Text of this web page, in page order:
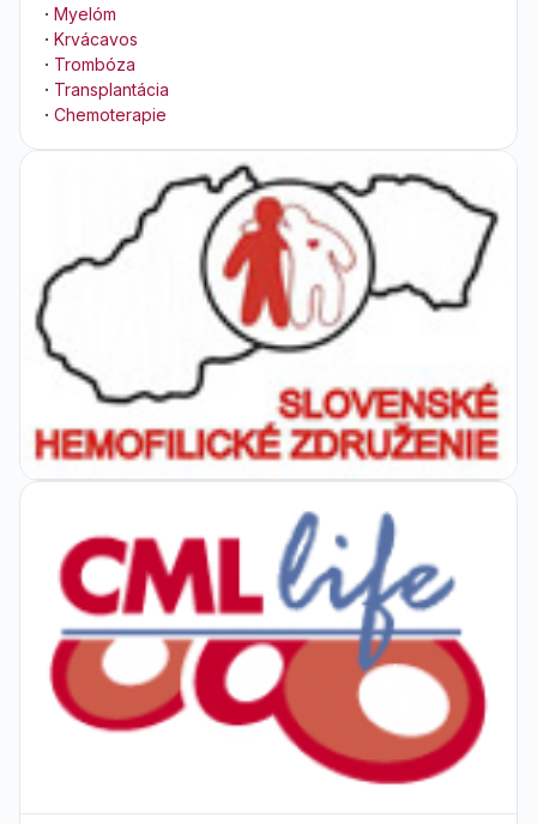
· Myelóm
· Krvácavos
· Trombóza
· Transplantácia
· Chemoterapie